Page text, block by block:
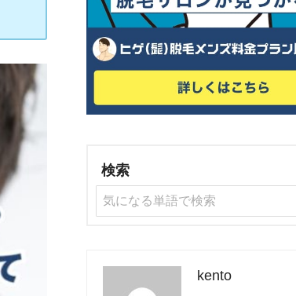
検索
kento